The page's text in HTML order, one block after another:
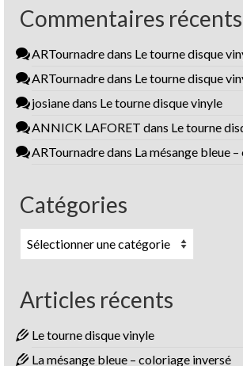
Commentaires récents
ARTournadredans Le tourne disque
ARTournadredans Le tourne disque
josianedans Le tourne disque vinyle
ANNICK LAFORET dans Le tourne
ARTournadredans La mésange bleue
Catégories
Catégories
Articles récents
Le tourne disque vinyle
La mésange bleue – coloriage inversé